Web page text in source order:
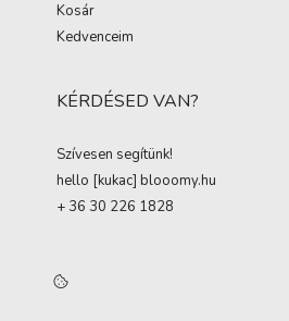
Kosár
Kedvenceim
KÉRDÉSED VAN?
Szívesen segítünk!
hello [kukac] blooomy.hu
+ 36 30 226 1828